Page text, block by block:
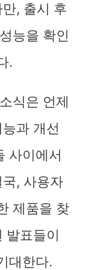
, 출시 후
능을 확인
.
식은 언제
과 개선
사이에서
, 사용자
제품을 찾
발표들이
대한다.